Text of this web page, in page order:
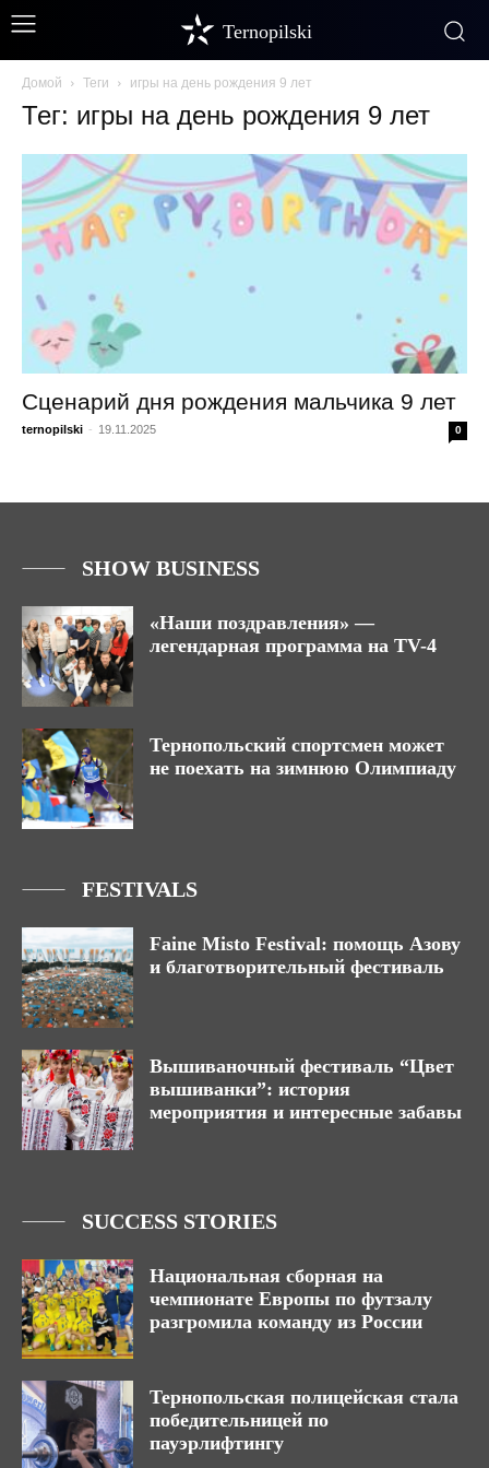
Ternopilski
Домой Теги игры на день рождения 9 лет
Тег: игры на день рождения 9 лет
Сценарий дня рождения мальчика 9 лет
ternopilski - 19.11.2025 0
SHOW BUSINESS
«Наши поздравления» —
легендарная программа на TV-4
Тернопольский спортсмен может
не поехать на зимнюю Олимпиаду
FESTIVALS
Faine Misto Festival: помощь Азову
и благотворительный фестиваль
Вышиваночный фестиваль “Цвет
вышиванки”: история
мероприятия и интересные забавы
SUCCESS STORIES
Национальная сборная на
чемпионате Европы по футзалу
разгромила команду из России
Тернопольская полицейская стала
победительницей по
пауэрлифтингу